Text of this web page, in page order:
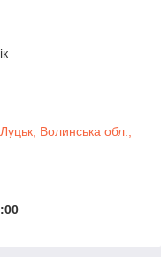
Волинська обл.,